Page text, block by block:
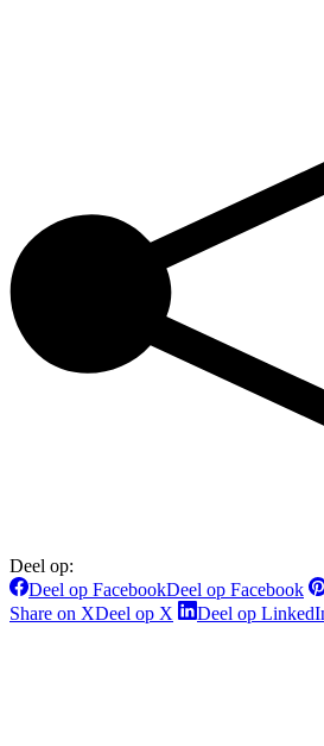
Deel op:
Deel op FacebookDeel op Facebook
Share on XDeel op X Deel op